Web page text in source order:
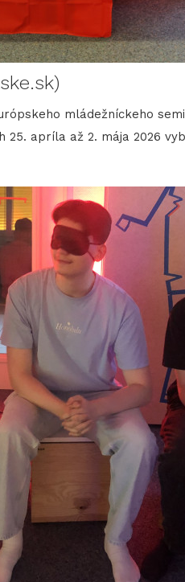
mládežníckeho
25. apríla až 2. mája 2026